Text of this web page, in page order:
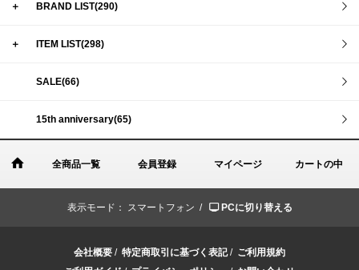
＋ BRAND LIST(290)
＋ ITEM LIST(298)
SALE(66)
15th anniversary(65)
全商品一覧 会員登録 マイページ カートの中
表示モード： スマートフォン / PCに切り替える
会社概要 / 特定商取引に基づく表記/ ご利用規約